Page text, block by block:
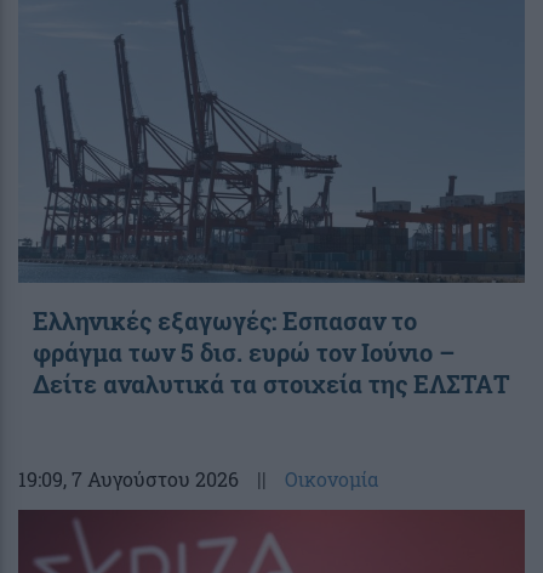
Ελληνικές εξαγωγές: Εσπασαν το
φράγμα των 5 δισ. ευρώ τον Ιούνιο –
Δείτε αναλυτικά τα στοιχεία της ΕΛΣΤΑΤ
19:09, 7 Αυγούστου 2026 || Οικονομία